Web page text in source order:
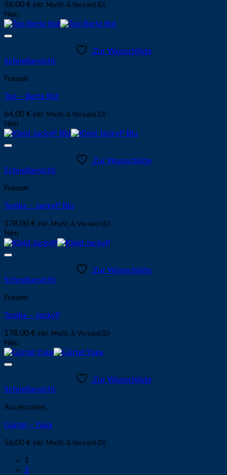
58,00 € inkl. MwSt. & Versand (D)
Neu
Zur Wunschliste
Schnellansicht
Frauen
Top – Berte Rot
64,00 € inkl. MwSt. & Versand (D)
Neu
Zur Wunschliste
Schnellansicht
Frauen
Tunika – JackyP Blu
178,00 € inkl. MwSt. & Versand (D)
Neu
Zur Wunschliste
Schnellansicht
Frauen
Tunika – JackyP
178,00 € inkl. MwSt. & Versand (D)
Neu
Zur Wunschliste
Schnellansicht
Accessoires
Gürtel – Yuka
56,00 € inkl. MwSt. & Versand (D)
1
2